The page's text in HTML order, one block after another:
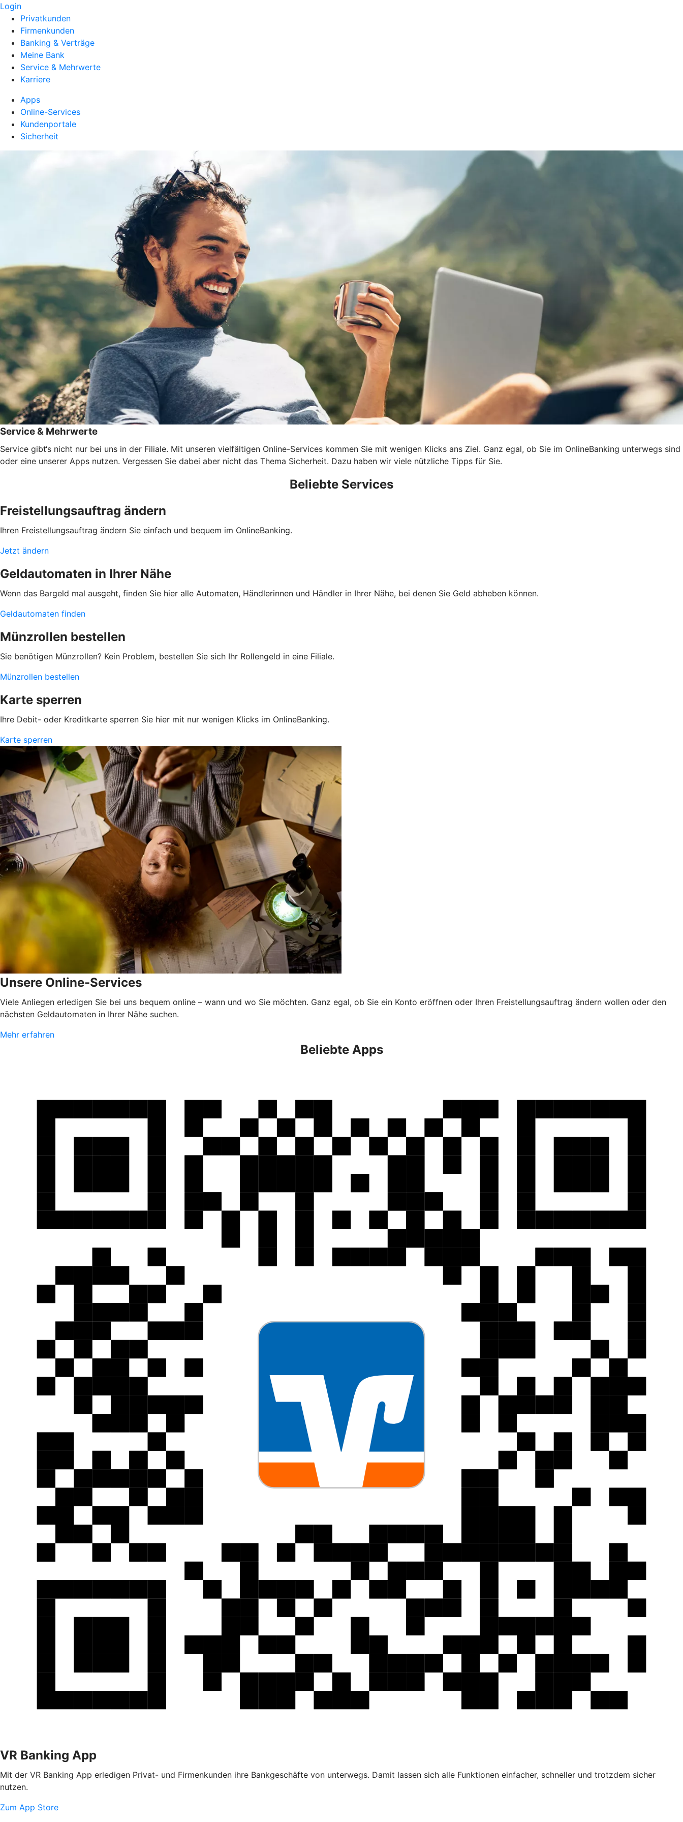
Login
Privatkunden
Firmenkunden
Banking & Verträge
Meine Bank
Service & Mehrwerte
Karriere
Apps
Online-Services
Kundenportale
Sicherheit
Service & Mehrwerte
Service gibt‘s nicht nur bei uns in der Filiale. Mit unseren vielfältigen Online-Services kommen Sie mit wenigen Klicks ans Ziel. Ganz egal, ob Sie im OnlineBanking unterwegs sind
oder eine unserer Apps nutzen. Vergessen Sie dabei aber nicht das Thema Sicherheit. Dazu haben wir viele nützliche Tipps für Sie.
Beliebte Services
Freistellungsauftrag ändern
Ihren Freistellungsauftrag ändern Sie einfach und bequem im OnlineBanking.
Jetzt ändern
Geldautomaten in Ihrer Nähe
Wenn das Bargeld mal ausgeht, finden Sie hier alle Automaten, Händlerinnen und Händler in Ihrer Nähe, bei denen Sie Geld abheben können.
Geldautomaten finden
Münzrollen bestellen
Sie benötigen Münzrollen? Kein Problem, bestellen Sie sich Ihr Rollengeld in eine Filiale.
Münzrollen bestellen
Karte sperren
Ihre Debit- oder Kreditkarte sperren Sie hier mit nur wenigen Klicks im OnlineBanking.
Karte sperren
Unsere Online-Services
Viele Anliegen erledigen Sie bei uns bequem online – wann und wo Sie möchten. Ganz egal, ob Sie ein Konto eröffnen oder Ihren Freistellungsauftrag ändern wollen oder den
nächsten Geldautomaten in Ihrer Nähe suchen.
Mehr erfahren
Beliebte Apps
VR Banking App
Mit der VR Banking App erledigen Privat- und Firmenkunden ihre Bankgeschäfte von unterwegs. Damit lassen sich alle Funktionen einfacher, schneller und trotzdem sicher
nutzen.
Zum App Store